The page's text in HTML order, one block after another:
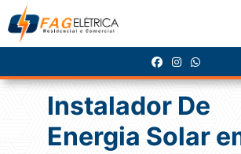
Instalador De
Energia Solar